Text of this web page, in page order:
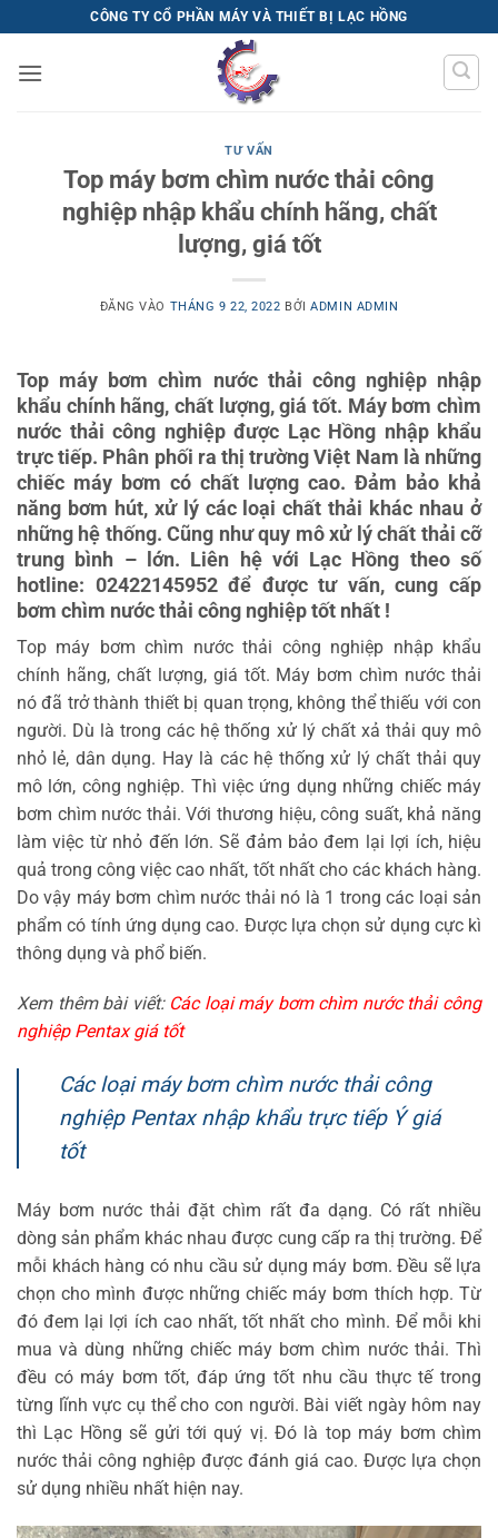
qua
nội
CÔNG TY CỔ PHẦN MÁY VÀ THIẾT BỊ LẠC HỒNG
TƯ VẤN
Top máy bơm chìm nước thải công
nghiệp nhập khẩu chính hãng, chất
lượng, giá tốt
ĐĂNG VÀO THÁNG 9 22, 2022 BỞIADMIN ADMIN
Top máy bơm chìm nước thải công nghiệp nhập
khẩu chính hãng, chất lượng, giá tốt. Máy bơm chìm
nước thải công nghiệp được Lạc Hồng nhập khẩu
trực tiếp. Phân phối ra thị trường Việt Nam là những
chiếc máy bơm có chất lượng cao. Đảm bảo khả
năng bơm hút, xử lý các loại chất thải khác nhau ở
những hệ thống. Cũng như quy mô xử lý chất thải cỡ
trung bình – lớn. Liên hệ với Lạc Hồng theo số
hotline: 02422145952 để được tư vấn, cung cấp
bơm chìm nước thải công nghiệp tốt nhất !
Top máy bơm chìm nước thải công nghiệp nhập khẩu
chính hãng, chất lượng, giá tốt. Máy bơm chìm nước thải
nó đã trở thành thiết bị quan trọng, không thể thiếu với con
người. Dù là trong các hệ thống xử lý chất xả thải quy mô
nhỏ lẻ, dân dụng. Hay là các hệ thống xử lý chất thải quy
mô lớn, công nghiệp. Thì việc ứng dụng những chiếc máy
bơm chìm nước thải. Với thương hiệu, công suất, khả năng
làm việc từ nhỏ đến lớn. Sẽ đảm bảo đem lại lợi ích, hiệu
quả trong công việc cao nhất, tốt nhất cho các khách hàng.
Do vậy máy bơm chìm nước thải nó là 1 trong các loại sản
phẩm có tính ứng dụng cao. Được lựa chọn sử dụng cực kì
thông dụng và phổ biến.
Xem thêm bài viết: Các loại máy bơm chìm nước thải công
nghiệp Pentax giá tốt
Các loại máy bơm chìm nước thải công
nghiệp Pentax nhập khẩu trực tiếp Ý giá
tốt
Máy bơm nước thải đặt chìm rất đa dạng. Có rất nhiều
dòng sản phẩm khác nhau được cung cấp ra thị trường. Để
mỗi khách hàng có nhu cầu sử dụng máy bơm. Đều sẽ lựa
chọn cho mình được những chiếc máy bơm thích hợp. Từ
đó đem lại lợi ích cao nhất, tốt nhất cho mình. Để mỗi khi
mua và dùng những chiếc máy bơm chìm nước thải. Thì
đều có máy bơm tốt, đáp ứng tốt nhu cầu thực tế trong
từng lĩnh vực cụ thể cho con người. Bài viết ngày hôm nay
thì Lạc Hồng sẽ gửi tới quý vị. Đó là top máy bơm chìm
nước thải công nghiệp được đánh giá cao. Được lựa chọn
sử dụng nhiều nhất hiện nay.